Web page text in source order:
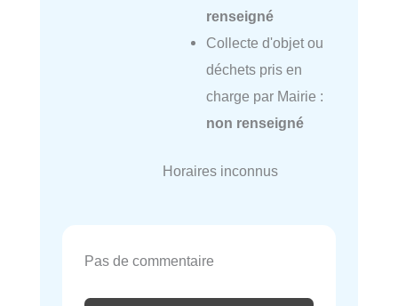
renseigné
Collecte d'objet ou
déchets pris en
charge par Mairie :
non renseigné
Horaires inconnus
Pas de commentaire